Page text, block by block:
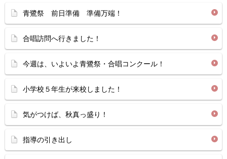
青鷺祭 前日準備 準備万端！
合唱訪問へ行きました！
今週は、いよいよ青鷺祭・合唱コンクール！
小学校５年生が来校しました！
気がつけば、秋真っ盛り！
指導の引き出し